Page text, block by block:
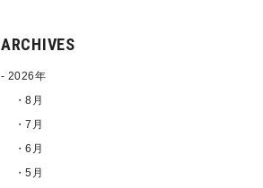
ARCHIVES
2026年
・8月
・7月
・6月
・5月